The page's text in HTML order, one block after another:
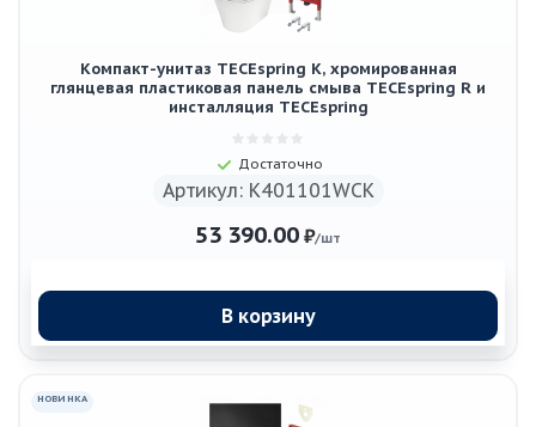
Компакт-унитаз TECEspring K, хромированная
глянцевая пластиковая панель смыва TECEspring R и
инсталляция TECEspring
Достаточно
Артикул: K401101WCK
53 390.00 ₽/шт
В корзину
НОВИНКА